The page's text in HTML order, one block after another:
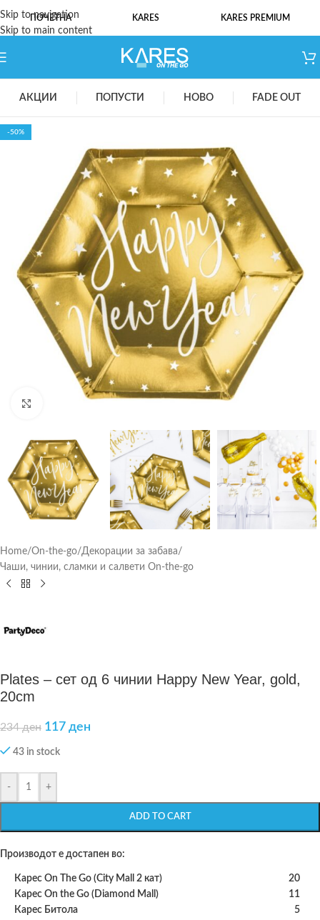
Skip to navigation
Skip to main content
ПОЧЕТНА KARES KARES PREMIUM
АКЦИИ ПОПУСТИ НОВО FADE OUT
-50%
Home/On-the-go/Декорации за забава/
Чаши, чинии, сламки и салвети On-the-go
Plates – сет од 6 чинии Happy New Year, gold,
20cm
234ден 117 ден
43 in stock
- +
ADD TO CART
Производот е достапен во:
Карес On The Go (City Mall 2 кат)
20
Карес On the Go (Diamond Mall)
11
Карес Битола
5